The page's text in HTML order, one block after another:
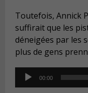
Toutefois, Annick
suffirait que les
déneigées par les
plus de gens
Audio
Player
00:00